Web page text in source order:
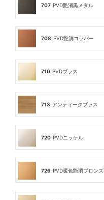
707 PVD艶消黒メタル
708 PVD艶消コッパー
710 PVDブラス
713 アンティークブラス
720 PVDニッケル
726 PVD暖色艶消ブロンズ